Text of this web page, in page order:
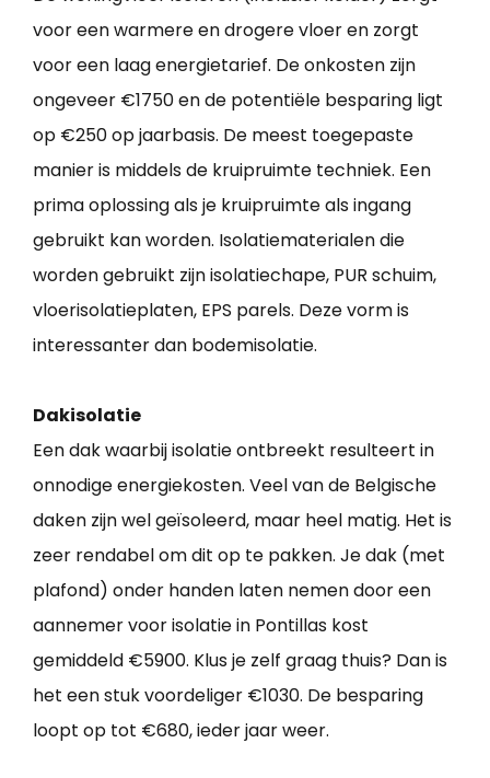
voor een warmere en drogere vloer en zorgt
voor een laag energietarief. De onkosten zijn
ongeveer €1750 en de potentiële besparing ligt
op €250 op jaarbasis. De meest toegepaste
manier is middels de kruipruimte techniek. Een
prima oplossing als je kruipruimte als ingang
gebruikt kan worden. Isolatiematerialen die
worden gebruikt zijn isolatiechape, PUR schuim,
vloerisolatieplaten, EPS parels. Deze vorm is
interessanter dan bodemisolatie.
Dakisolatie
Een dak waarbij isolatie ontbreekt resulteert in
onnodige energiekosten. Veel van de Belgische
daken zijn wel geïsoleerd, maar heel matig. Het is
zeer rendabel om dit op te pakken. Je dak (met
plafond) onder handen laten nemen door een
aannemer voor isolatie in Pontillas kost
gemiddeld €5900. Klus je zelf graag thuis? Dan is
het een stuk voordeliger €1030. De besparing
loopt op tot €680, ieder jaar weer.